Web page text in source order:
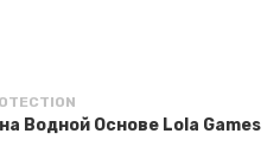
Водной Основе Lola Games